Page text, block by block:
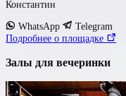
Константин
WhatsApp
Telegram
Подробнее о площадке
Залы для вечеринки